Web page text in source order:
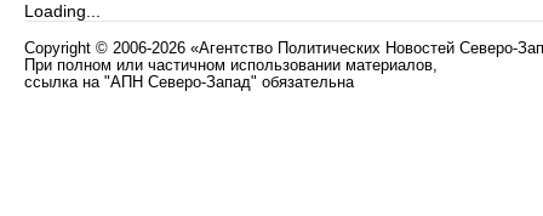
Loading...
Copyright © 2006-2026 «Агентство Политических Новостей Северо-
При полном или частичном использовании материалов,
ссылка на "АПН Северо-Запад" обязательна